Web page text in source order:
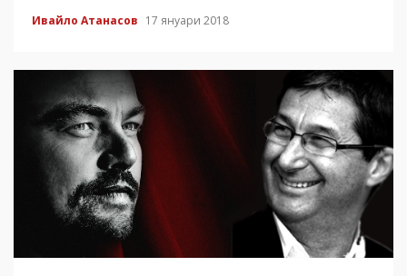
Ивайло Атанасов 17 януари 2018